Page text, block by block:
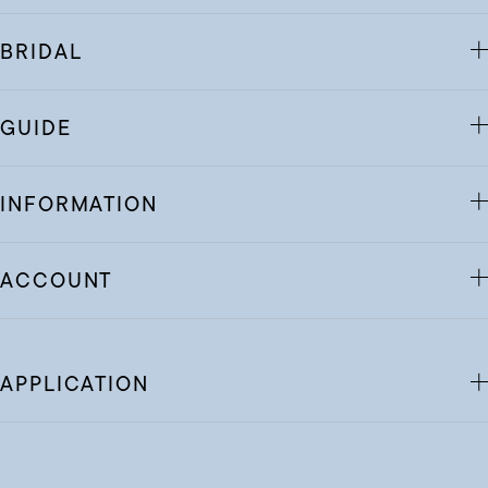
BRIDAL
GUIDE
INFORMATION
ACCOUNT
APPLICATION